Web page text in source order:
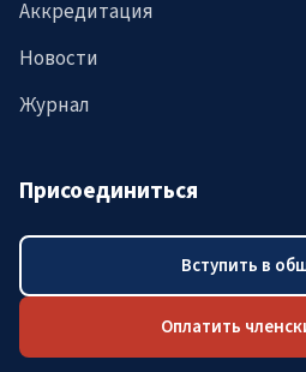
Аккредитация
Новости
Журнал
Присоединиться
Вступить в
Оплатить